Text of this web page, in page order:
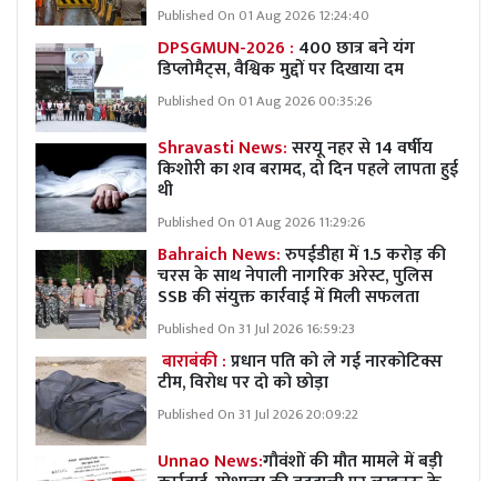
Published On 01 Aug 2026 12:24:40
DPSGMUN-2026 : 400 छात्र बने यंग
डिप्लोमैट्स, वैश्विक मुद्दों पर दिखाया दम
Published On 01 Aug 2026 00:35:26
Shravasti News:सरयू नहर से 14 वर्षीय
किशोरी का शव बरामद, दो दिन पहले लापता हुई
थी
Published On 01 Aug 2026 11:29:26
Bahraich News:रुपईडीहा में 1.5 करोड़ की
चरस के साथ नेपाली नागरिक अरेस्ट, पुलिस
SSB की संयुक्त कार्रवाई में मिली सफलता
Published On 31 Jul 2026 16:59:23
बाराबंकी :प्रधान पति को ले गई नारकोटिक्स
टीम, विरोध पर दो को छोड़ा
Published On 31 Jul 2026 20:09:22
Unnao News:गौवंशों की मौत मामले में बड़ी